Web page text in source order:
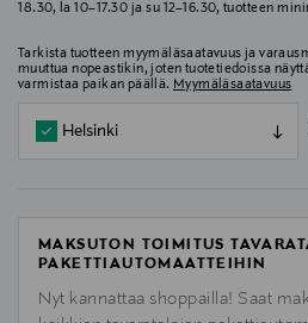
18.30, la 10–17.30 ja su 12–16.30, tuotteen
Tarkista tuotteen myymäläsaatavuus ja
muuttua nopeastikin, joten tuotetiedoissa
varmistaa paikan päällä. Myymäläsaatavuus
Helsinki
MAKSUTON TOIMITUS
PAKETTIAUTOMAATTEIHIN
Nyt kannattaa shoppailla! Saat